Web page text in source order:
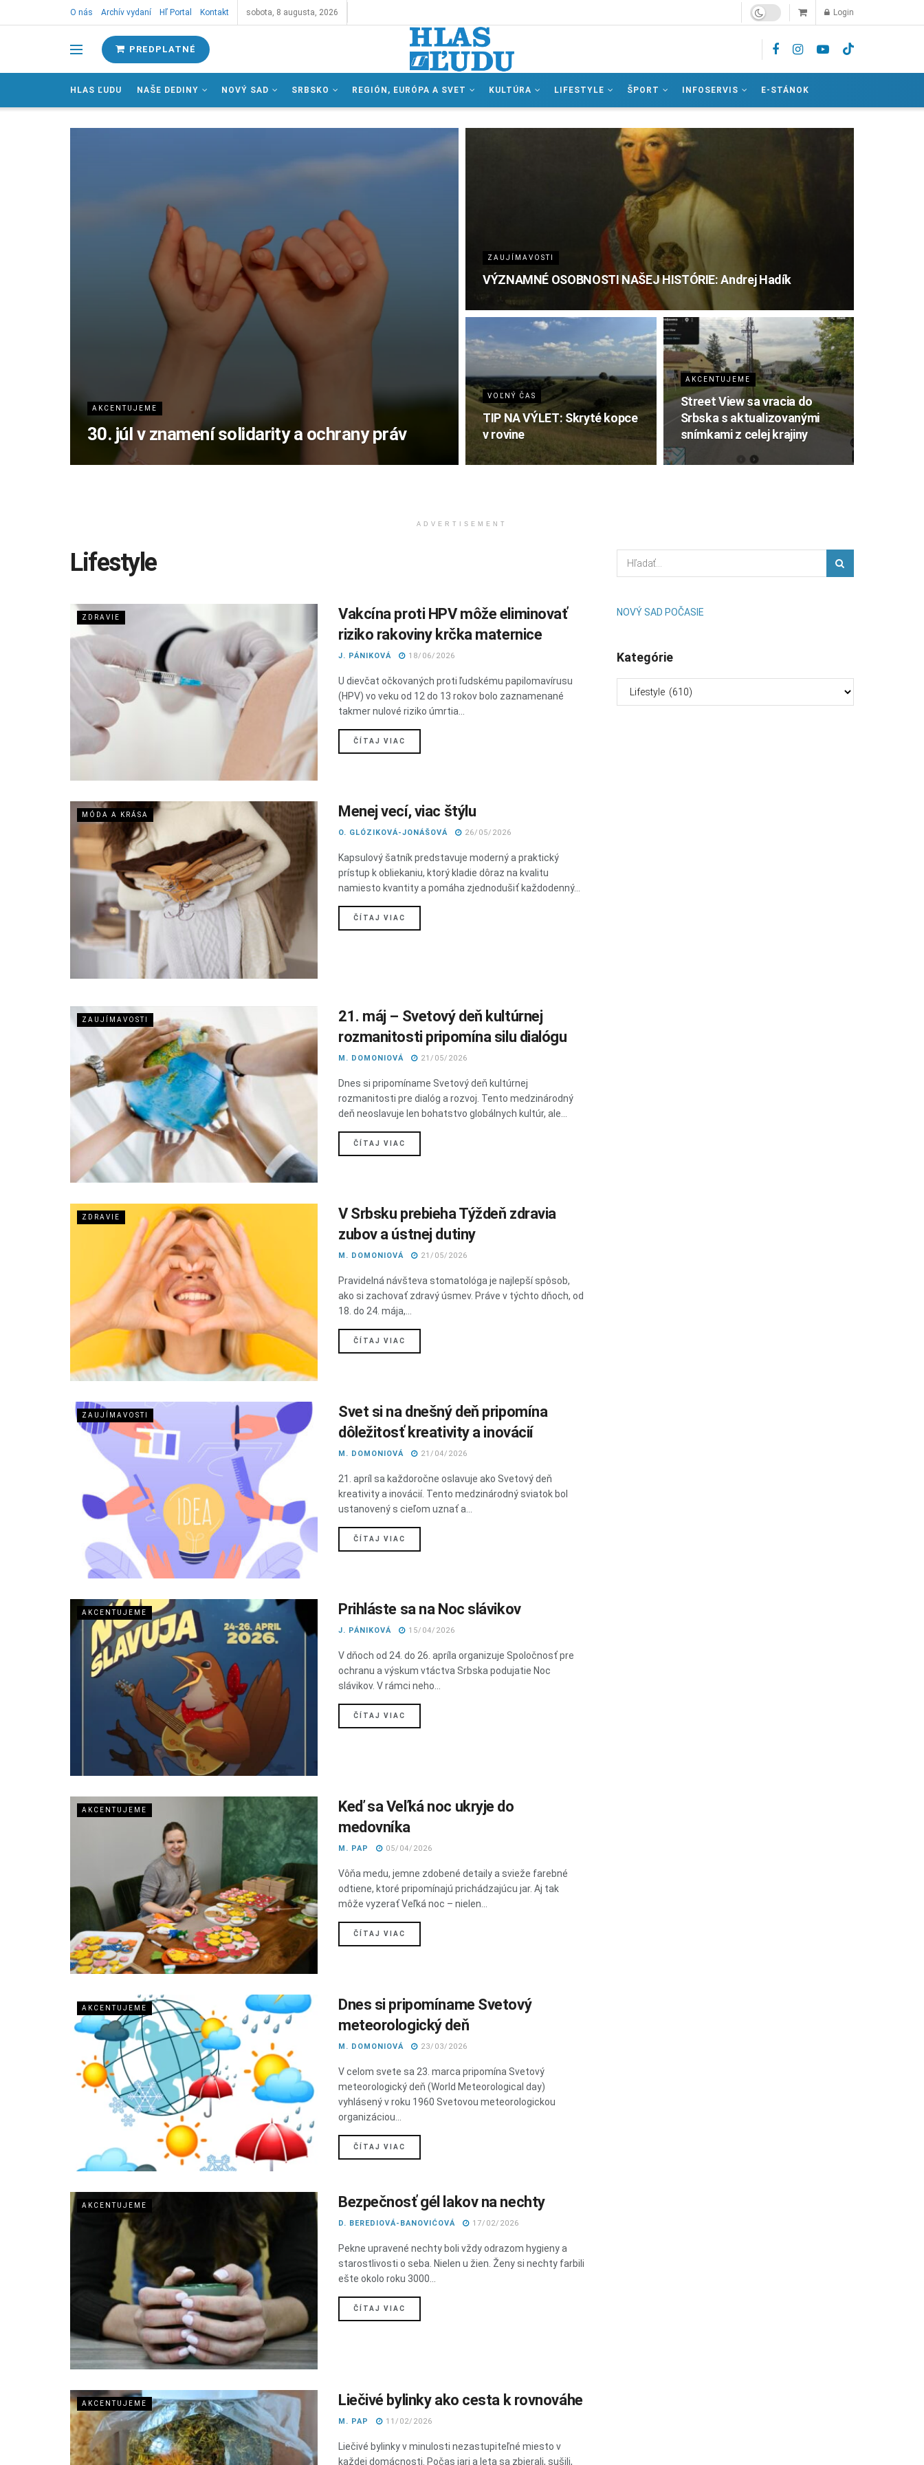
O nás Archív vydaní Hľ Portal Kontakt sobota, 8 augusta, 2026 Login
PREDPLATNÉ
HLAS ĽUDU NAŠE DEDINY NOVÝ SAD SRBSKO REGIÓN, EURÓPA A SVET KULTÚRA LIFESTYLE ŠPORT INFOSERVIS E-STÁNOK
AKCENTUJEME
30. júl v znamení solidarity a ochrany práv
ZAUJÍMAVOSTI
VÝZNAMNÉ OSOBNOSTI NAŠEJ HISTÓRIE: Andrej Hadík
VOĽNÝ ČAS
TIP NA VÝLET: Skryté kopce
v rovine
AKCENTUJEME
Street View sa vracia do
Srbska s aktualizovanými
snímkami z celej krajiny
ADVERTISEMENT
Lifestyle
ZDRAVIE
Vakcína proti HPV môže eliminovať
riziko rakoviny krčka maternice
J. PÁNIKOVÁ 18/06/2026
U dievčat očkovaných proti ľudskému papilomavírusu
(HPV) vo veku od 12 do 13 rokov bolo zaznamenané
takmer nulové riziko úmrtia...
ČÍTAJ VIAC
MÓDA A KRÁSA Menej vecí, viac štýlu
O. GLÓZIKOVÁ-JONÁŠOVÁ 26/05/2026
Kapsulový šatník predstavuje moderný a praktický
prístup k obliekaniu, ktorý kladie dôraz na kvalitu
namiesto kvantity a pomáha zjednodušiť každodenný...
ČÍTAJ VIAC
ZAUJÍMAVOSTI
21. máj – Svetový deň kultúrnej
rozmanitosti pripomína silu dialógu
M. DOMONIOVÁ 21/05/2026
Dnes si pripomíname Svetový deň kultúrnej
rozmanitosti pre dialóg a rozvoj. Tento medzinárodný
deň neoslavuje len bohatstvo globálnych kultúr, ale...
ČÍTAJ VIAC
ZDRAVIE
V Srbsku prebieha Týždeň zdravia
zubov a ústnej dutiny
M. DOMONIOVÁ 21/05/2026
Pravidelná návšteva stomatológa je najlepší spôsob,
ako si zachovať zdravý úsmev. Práve v týchto dňoch, od
18. do 24. mája,...
ČÍTAJ VIAC
ZAUJÍMAVOSTI
Svet si na dnešný deň pripomína
dôležitosť kreativity a inovácií
M. DOMONIOVÁ 21/04/2026
21. apríl sa každoročne oslavuje ako Svetový deň
kreativity a inovácií. Tento medzinárodný sviatok bol
ustanovený s cieľom uznať a...
ČÍTAJ VIAC
AKCENTUJEME Prihláste sa na Noc slávikov
J. PÁNIKOVÁ 15/04/2026
V dňoch od 24. do 26. apríla organizuje Spoločnosť pre
ochranu a výskum vtáctva Srbska podujatie Noc
slávikov. V rámci neho...
ČÍTAJ VIAC
AKCENTUJEME
Keď sa Veľká noc ukryje do
medovníka
M. PAP 05/04/2026
Vôňa medu, jemne zdobené detaily a svieže farebné
odtiene, ktoré pripomínajú prichádzajúcu jar. Aj tak
môže vyzerať Veľká noc – nielen...
ČÍTAJ VIAC
AKCENTUJEME
Dnes si pripomíname Svetový
meteorologický deň
M. DOMONIOVÁ 23/03/2026
V celom svete sa 23. marca pripomína Svetový
meteorologický deň (World Meteorological day)
vyhlásený v roku 1960 Svetovou meteorologickou
organizáciou...
ČÍTAJ VIAC
AKCENTUJEME Bezpečnosť gél lakov na nechty
D. BEREDIOVÁ-BANOVIĆOVÁ 17/02/2026
Pekne upravené nechty boli vždy odrazom hygieny a
starostlivosti o seba. Nielen u žien. Ženy si nechty farbili
ešte okolo roku 3000...
ČÍTAJ VIAC
AKCENTUJEME Liečivé bylinky ako cesta k rovnováhe
M. PAP 11/02/2026
Liečivé bylinky v minulosti nezastupiteľné miesto v
každej domácnosti. Počas jari a leta sa zbierali, sušili,
NOVÝ SAD POČASIE
Kategórie